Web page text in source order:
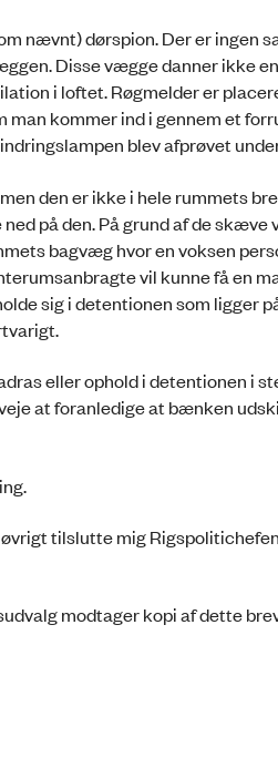
nævnt) dørspion. Der er ingen
Disse vægge danner ikke
i loftet. Røgmelder er
kommer ind i gennem et
blev afprøvet
den er ikke i hele rummets
på den. På grund af de
bagvæg hvor en voksen
vil kunne få en
sig i detentionen som ligger
eller ophold i detentionen i
at foranledige at bænken
tilslutte mig
modtager kopi af dette